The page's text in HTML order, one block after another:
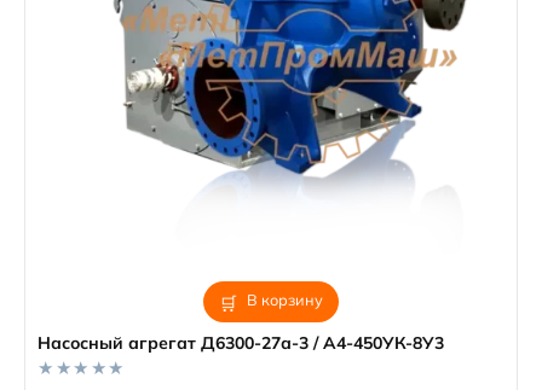
В корзину
Насосный агрегат Д6300-27а-3 / А4-450УК-8У3